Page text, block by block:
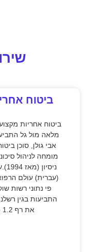
ביטוח
ביטוח אחריות
אבי גולן, סוכן
ניסיון (מאז 1994).עודכן: מרץ 2026
(עברית) עולם
פי נתוני רשות
את רף 1.2 מיליארד ש"ח, עם עלייה של